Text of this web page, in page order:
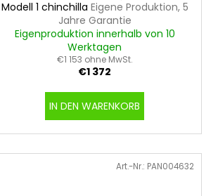
Modell 1 chinchilla Eigene Produktion, 5
Jahre Garantie
Eigenproduktion innerhalb von 10
Werktagen
€1 153 ohne MwSt.
€1 372
IN DEN WARENKORB
Art.-Nr.: PAN004632